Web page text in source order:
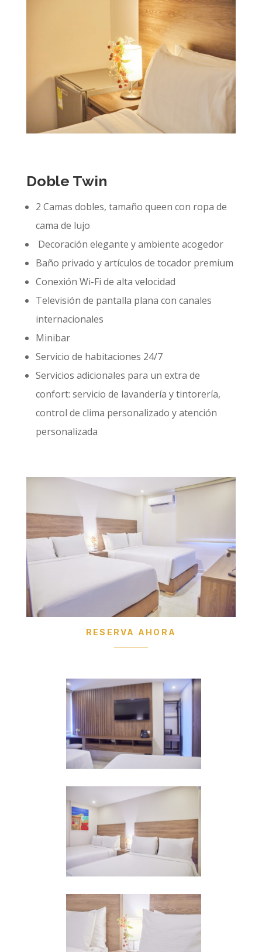
Doble Twin
2 Camas dobles, tamaño queen con ropa de
cama de lujo
Decoración elegante y ambiente acogedor
Baño privado y artículos de tocador premium
Conexión Wi-Fi de alta velocidad
Televisión de pantalla plana con canales
internacionales
Minibar
Servicio de habitaciones 24/7
Servicios adicionales para un extra de
confort: servicio de lavandería y tintorería,
control de clima personalizado y atención
personalizada
RESERVA AHORA